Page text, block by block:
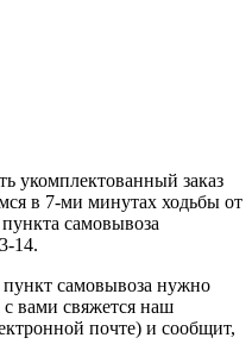
укомплектованный заказ
в 7-ми минутах ходьбы от
самовывоза
14.
самовывоза нужно
с вами свяжется наш
почте) и сообщит,